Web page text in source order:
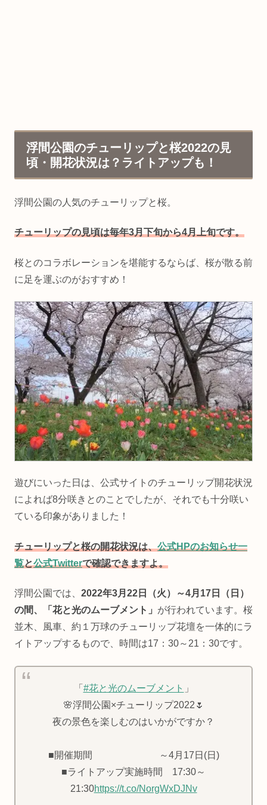
浮間公園のチューリップと桜2022の見
頃・開花状況は？ライトアップも！
浮間公園の人気のチューリップと桜。
チューリップの見頃は毎年3月下旬から4月上旬です。
桜とのコラボレーションを堪能するならば、桜が散る前
に足を運ぶのがおすすめ！
遊びにいった日は、公式サイトのチューリップ開花状況
によれば8分咲きとのことでしたが、それでも十分咲い
ている印象がありました！
チューリップと桜の開花状況は、公式HPのお知らせ一
覧と公式Twitterで確認できますよ。
浮間公園では、 2022年3月22日（火）～4月17日（日）
の間、「花と光のムーブメント」 が行われています。桜
並木、風車、約１万球のチューリップ花壇を一体的にラ
イトアップするもので、時間は17：30～21：30です。
「 #花と光のムーブメント 」
🌸浮間公園×チューリップ2022🌷
夜の景色を楽しむのはいかがですか？
■開催期間 ～4月17日(日)
■ライトアップ実施時間 17:30～
21:30https://t.co/NorgWxDJNv